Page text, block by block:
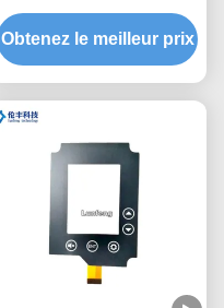
numérique FPC de
contact à membrane de
LED
Obtenez le meilleur prix